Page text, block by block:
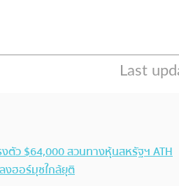
ตัว $64,000 สวนทางหุ้นสหรัฐฯ ATH
ฮอร์มุซใกล้ยุติ